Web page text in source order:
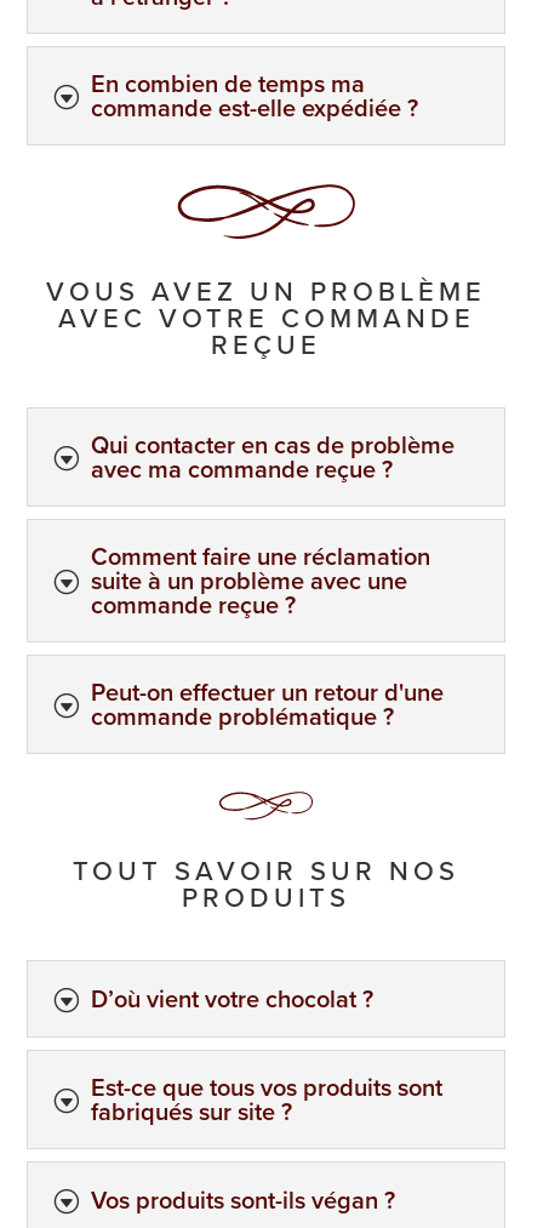
G En combien de temps ma
commande est-elle expédiée ?
VOUS AVEZ UN PROBLÈME
AVEC VOTRE COMMANDE
REÇUE
G Qui contacter en cas de problème
avec ma commande reçue ?
G
Comment faire une réclamation
suite à un problème avec une
commande reçue ?
G Peut-on effectuer un retour d'une
commande problématique ?
TOUT SAVOIR SUR NOS
PRODUITS
G D’où vient votre chocolat ?
G Est-ce que tous vos produits sont
fabriqués sur site ?
G Vos produits sont-ils végan ?